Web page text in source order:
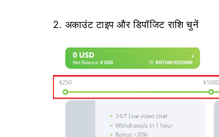
2. अकाउंट टाइप और डिपॉजिट राशि चुनें